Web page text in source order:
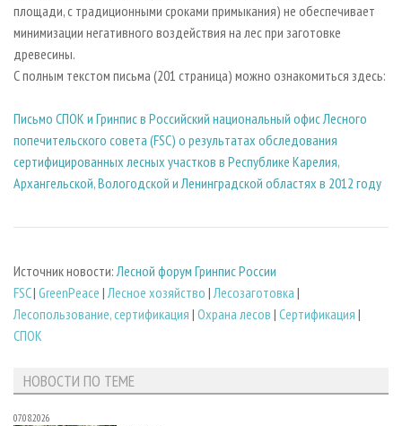
площади, с традиционными сроками примыкания) не обеспечивает
минимизации негативного воздействия на лес при заготовке
древесины.
С полным текстом письма (201 страница) можно ознакомиться здесь:
Письмо СПОК и Гринпис в Российский национальный офис Лесного
попечительского совета (FSC) о результатах обследования
сертифицированных лесных участков в Республике Карелия,
Архангельской, Вологодской и Ленинградской областях в 2012 году
Источник новости:Лесной форум Гринпис России
FSC| GreenPeace |Лесное хозяйство |Лесозаготовка |
Лесопользование, сертификация | Охрана лесов | Сертификация |
СПОК
НОВОСТИ ПО ТЕМЕ
07.08.2026